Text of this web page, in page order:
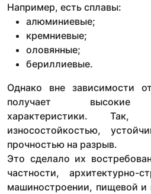
Например, есть сплавы:
алюминиевые;
кремниевые;
оловянные;
бериллиевые.
Однако вне зависимости
получает высокие
характеристики. Так,
износостойкостью,
прочностью на разрыв.
Это сделало их
частности, архитектурно-
машиностроении, пищевой и